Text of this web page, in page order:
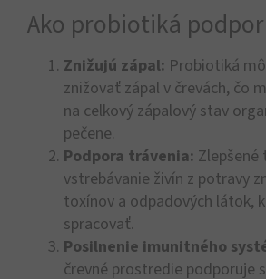
Ako probiotiká
Znižujú zápal: Probiotiká
znižovať zápal v črevách, čo
na celkový zápalový stav
pečene.
Podpora trávenia: Zlepšené
vstrebávanie živín z potravy
toxínov a odpadových látok,
spracovať.
Posilnenie imunitného
črevné prostredie podporuje